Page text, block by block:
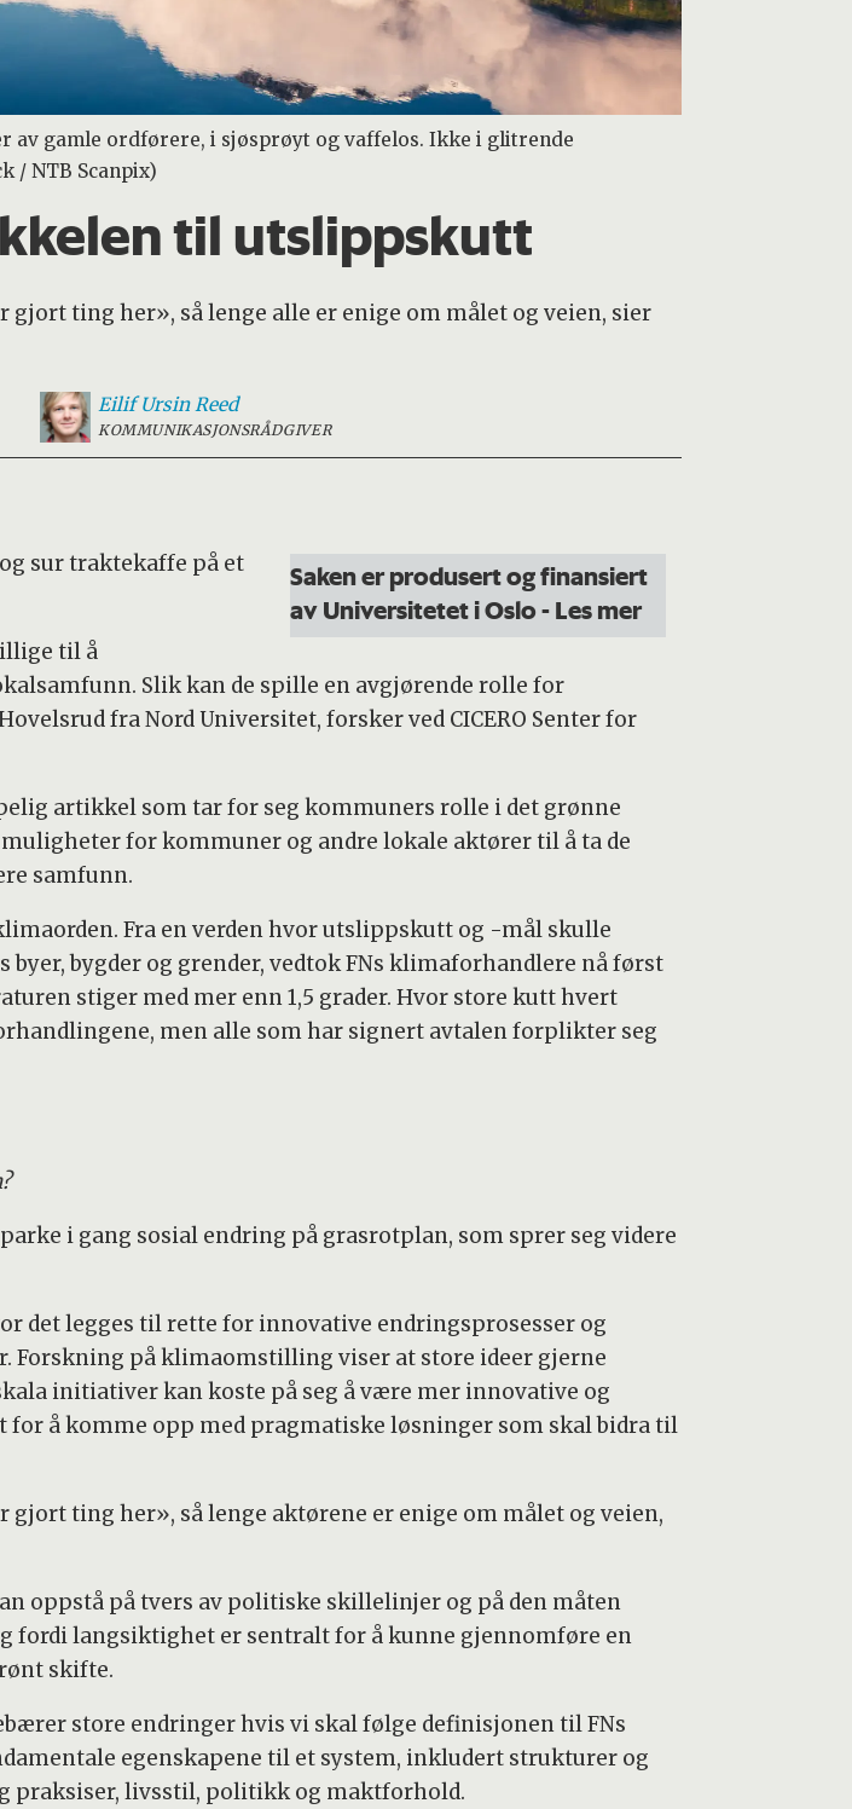
av gamle ordførere, i sjøsprøyt og vaffelos. Ikke i glitrende
/ NTB Scanpix)
til utslippskutt
ting her», så lenge alle er enige om målet og veien, sier
Eilif Ursin Reed
KOMMUNIKASJONSRÅDGIVER
Saken er produsert og finansiert
av Universitetet i Oslo- Les mer
sur traktekaffe på et
til å
Slik kan de spille en avgjørende rolle for
fra Nord Universitet, forsker ved CICERO Senter for
artikkel som tar for seg kommuners rolle i det grønne
for kommuner og andre lokale aktører til å ta de
samfunn.
Fra en verden hvor utslippskutt og -mål skulle
bygder og grender, vedtok FNs klimaforhandlere nå først
stiger med mer enn 1,5 grader. Hvor store kutt hvert
men alle som har signert avtalen forplikter seg
i gang sosial endring på grasrotplan, som sprer seg videre
det legges til rette for innovative endringsprosesser og
Forskning på klimaomstilling viser at store ideer gjerne
initiativer kan koste på seg å være mer innovative og
å komme opp med pragmatiske løsninger som skal bidra til
ting her», så lenge aktørene er enige om målet og veien,
oppstå på tvers av politiske skillelinjer og på den måten
fordi langsiktighet er sentralt for å kunne gjennomføre en
skifte.
store endringer hvis vi skal følge definisjonen til FNs
egenskapene til et system, inkludert strukturer og
praksiser, livsstil, politikk og maktforhold.